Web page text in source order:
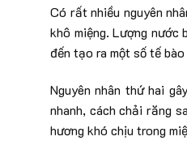
Có rất nhiều nguyên
khô miệng. Lượng nước
đến tạo ra một số tế
Nguyên nhân thứ hai
nhanh, cách chải răng
hương khó chịu trong